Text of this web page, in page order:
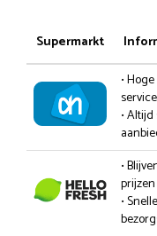
Supermarkt
•
service
•
•
prijzen
• Snelle